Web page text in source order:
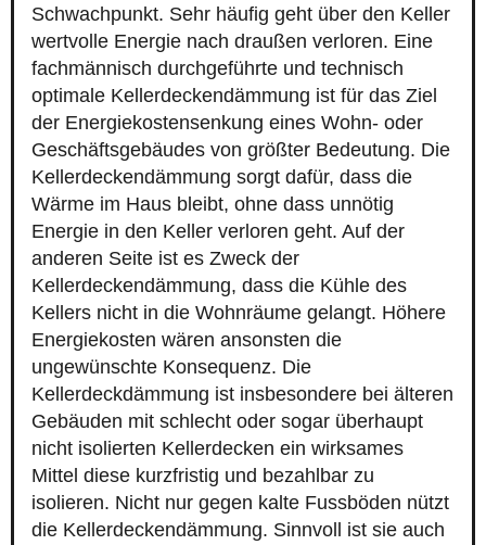
Schwachpunkt. Sehr häufig geht über den Keller
wertvolle Energie nach draußen verloren. Eine
fachmännisch durchgeführte und technisch
optimale Kellerdeckendämmung ist für das Ziel
der Energiekostensenkung eines Wohn- oder
Geschäftsgebäudes von größter Bedeutung. Die
Kellerdeckendämmung sorgt dafür, dass die
Wärme im Haus bleibt, ohne dass unnötig
Energie in den Keller verloren geht. Auf der
anderen Seite ist es Zweck der
Kellerdeckendämmung, dass die Kühle des
Kellers nicht in die Wohnräume gelangt. Höhere
Energiekosten wären ansonsten die
ungewünschte Konsequenz. Die
Kellerdeckdämmung ist insbesondere bei älteren
Gebäuden mit schlecht oder sogar überhaupt
nicht isolierten Kellerdecken ein wirksames
Mittel diese kurzfristig und bezahlbar zu
isolieren. Nicht nur gegen kalte Fussböden nützt
die Kellerdeckendämmung. Sinnvoll ist sie auch